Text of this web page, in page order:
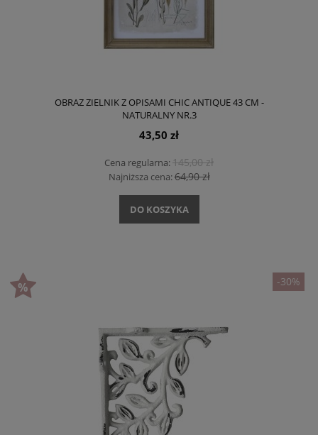
OBRAZ ZIELNIK Z OPISAMI CHIC ANTIQUE 43 CM -
NATURALNY NR.3
43,50 zł
Cena regularna:145,00 zł
Najniższa cena:64,90 zł
DO KOSZYKA
-30%